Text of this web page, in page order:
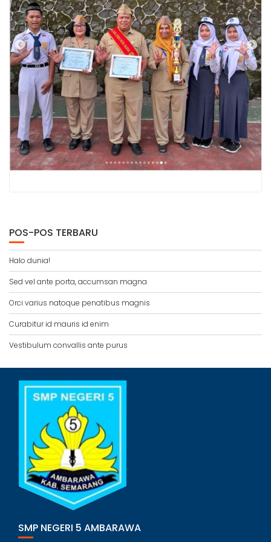
POS-POS TERBARU
Halo dunia!
Sed vel ante porta, accumsan magna
Orci varius natoque penatibus magnis
Curabitur id mauris id enim
Vestibulum convallis ante purus
SMP NEGERI 5 AMBARAWA